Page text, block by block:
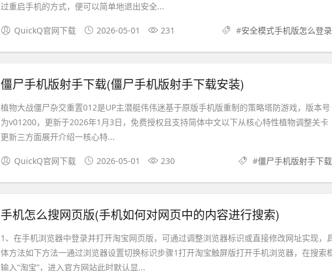
过重启手机的方式，便可以简单地退出安全...
QuickQ官网下载 2026-05-01 231 #安全模式手机版怎么登录
僵尸手机版射手下载(僵尸手机版射手下载安装)
植物大战僵尸杂交重置012是UP主潜艇伟伟迷基于原版手机版重制的策略塔防游戏，版本号
为v01200，更新于2026年1月3日，免费授权且支持简体中文以下从核心特性植物调整关卡
更新三方面展开介绍一核心特...
QuickQ官网下载 2026-05-01 230 #僵尸手机版射手下载
手机怎么搜网页版(手机如何对网页中的内容进行搜索)
1、在手机浏览器中登录并打开淘宝网页版，可通过调整浏览器标识或直接修改网址实现，
体方法如下方法一通过浏览器设置切换标识步骤1打开淘宝触屏版打开手机浏览器，在搜索
输入“淘宝”，进入官方网站此时默认显...